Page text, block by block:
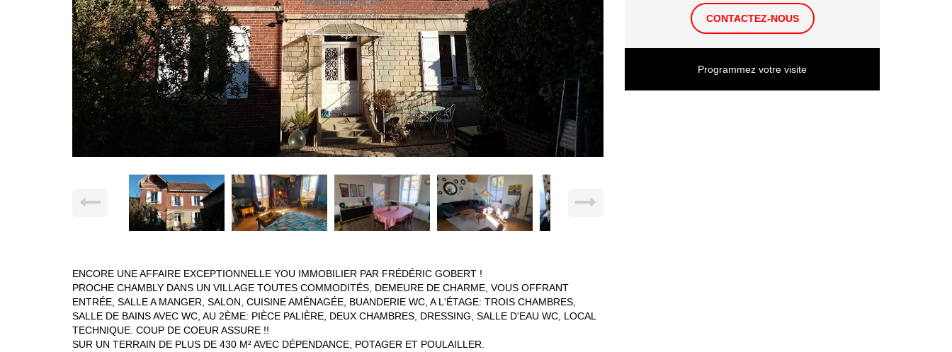
ENCORE UNE AFFAIRE EXCEPTIONNELLE YOU IMMOBILIER PAR FRÉDÉRIC GOBERT !
PROCHE CHAMBLY DANS UN VILLAGE TOUTES COMMODITÉS, DEMEURE DE CHARME, VOUS OFFRANT
ENTRÉE, SALLE A MANGER, SALON, CUISINE AMÉNAGÉE, BUANDERIE WC, A L'ÉTAGE: TROIS CHAMBRES,
SALLE DE BAINS AVEC WC, AU 2ÈME: PIÈCE PALIÈRE, DEUX CHAMBRES, DRESSING, SALLE D'EAU WC, LOCAL
TECHNIQUE. COUP DE COEUR ASSURE !!
SUR UN TERRAIN DE PLUS DE 430 M² AVEC DÉPENDANCE, POTAGER ET POULAILLER.
CONTACTEZ-NOUS
Programmez votre visite